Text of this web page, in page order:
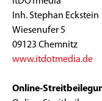
Inh. Stephan Eckstein
Wiesenufer 5
09123 Chemnitz
www.itdotmedia.de
Online-